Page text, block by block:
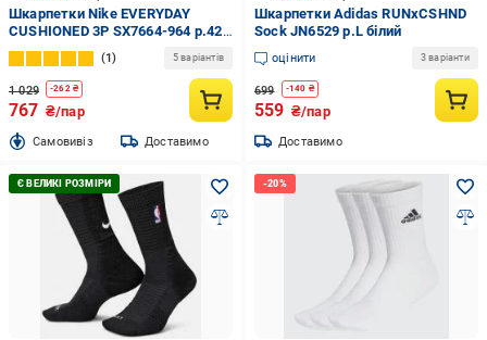
Шкарпетки Nike EVERYDAY
CUSHIONED 3P SX7664-964 р.42-
46 чорно-сіро-білий 3 пари шт.
1 5 варіантів
1 029 -262₴
767 ₴/пар
Cамовивіз Доставимо
Шкарпетки Adidas RUNxCSHND
Sock JN6529 р.L білий
оцінити 3 варіанти
699 -140 ₴
559 ₴/пар
Доставимо